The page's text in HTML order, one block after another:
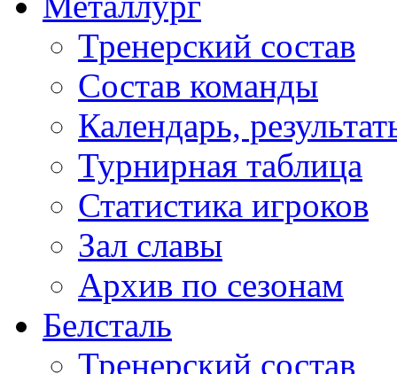
Тренерский состав
Состав команды
Календарь,
Турнирная таблица
Статистика игроков
Зал славы
Архив по сезонам
Белсталь
Тренерский состав